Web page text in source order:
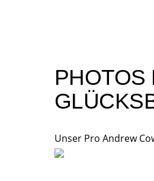
PHOTOS
Unser Pro Andrew